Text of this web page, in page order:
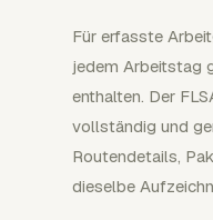
Für erfasste
jedem Arbeitstag
enthalten. Der
vollständig und
Routendetails,
dieselbe